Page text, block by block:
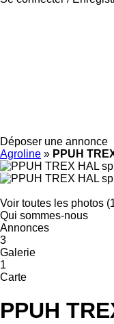
Déposer une annonce
Agroline » PPUH
Voir toutes les photos
Qui sommes-nous
Annonces
3
Galerie
1
Carte
PPUH